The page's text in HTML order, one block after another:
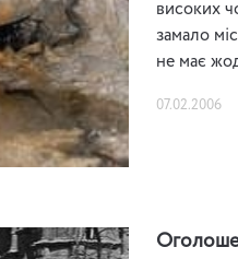
високих
замало
не має
07.02.2006